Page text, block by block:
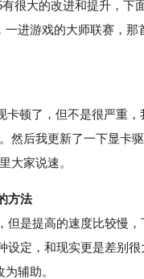
大的改进和提升，下
一进游戏的大师联赛，
顿了，但不是很严重，
然后我更新了一下显卡
大家说速。
方法
是提高的速度比较慢，
定，和现实更是差别
辅助。